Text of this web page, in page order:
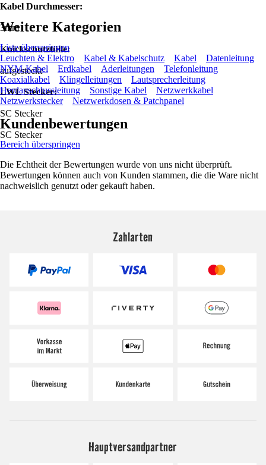
Kabel Durchmesser:
3mm
Knickschutztülle:
aufgesteckt
LWL Stecker:
SC Stecker
SC Stecker
Weitere Kategorien
Liste überspringen
Leuchten & Elektro
Kabel & Kabelschutz Kabel
Datenleitung
NYM-Kabel
Erdkabel Aderleitungen
Telefonleitung
Koaxialkabel
Klingelleitungen
Lautsprecherleitung
Herdanschlussleitung
Sonstige Kabel
Netzwerkkabel
Netzwerkstecker
Netzwerkdosen & Patchpanel
Kundenbewertungen
Bereich überspringen
Die Echtheit der Bewertungen wurde von uns nicht überprüft.
Bewertungen können auch von Kunden stammen, die die Ware nicht
nachweislich genutzt oder gekauft haben.
Zahlarten
Hauptversandpartner